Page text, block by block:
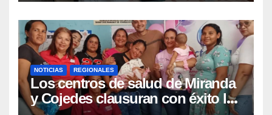
NOTICIAS REGIONALES
Los centros de salud de Miranda
y Cojedes clausuran con éxito la